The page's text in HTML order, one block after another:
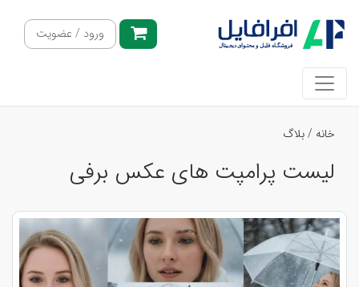
ورود / عضویت
خانه /بلاگ
لیست پرامپت های عکس برفی